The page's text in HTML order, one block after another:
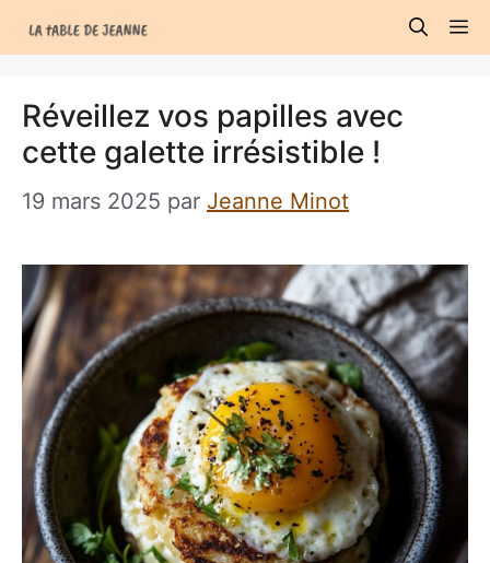
au
Réveillez vos papilles avec
cette galette irrésistible !
19 mars 2025 par Jeanne Minot